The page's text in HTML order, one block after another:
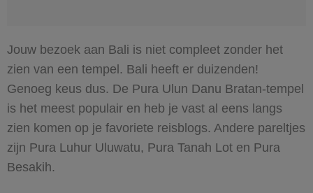
Jouw bezoek aan Bali is niet compleet zonder het
zien van een tempel. Bali heeft er duizenden!
Genoeg keus dus. De Pura Ulun Danu Bratan-tempel
is het meest populair en heb je vast al eens langs
zien komen op je favoriete reisblogs. Andere pareltjes
zijn Pura Luhur Uluwatu, Pura Tanah Lot en Pura
Besakih.